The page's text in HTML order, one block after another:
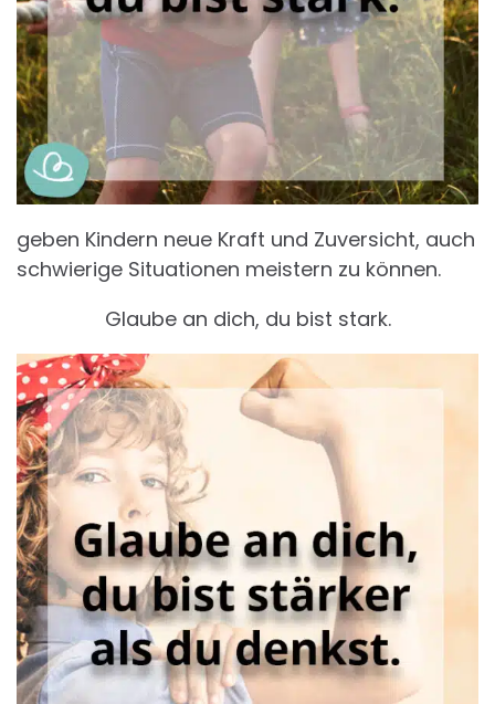
geben Kindern neue Kraft und Zuversicht, auch
schwierige Situationen meistern zu können.
Glaube an dich, du bist stark.